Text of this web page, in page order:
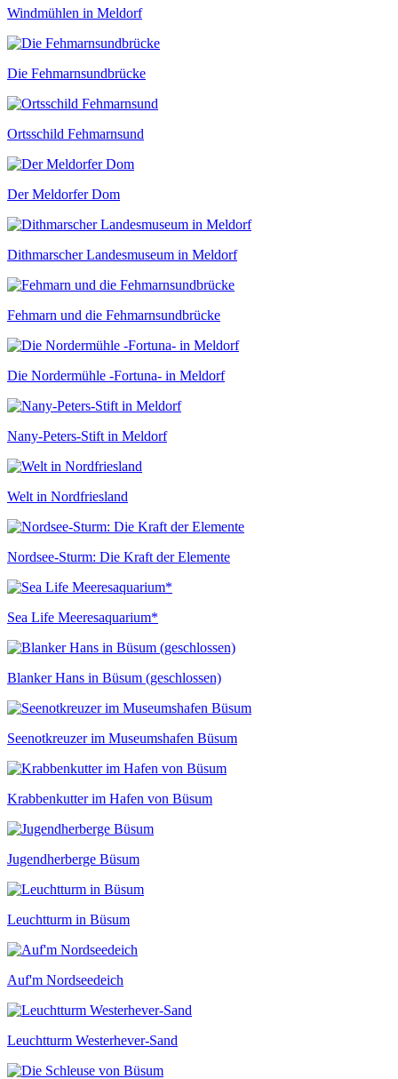
Windmühlen in Meldorf
Die Fehmarnsundbrücke
Ortsschild Fehmarnsund
Der Meldorfer Dom
Dithmarscher Landesmuseum in Meldorf
Fehmarn und die Fehmarnsundbrücke
Die Nordermühle -Fortuna- in Meldorf
Nany-Peters-Stift in Meldorf
Welt in Nordfriesland
Nordsee-Sturm: Die Kraft der Elemente
Sea Life Meeresaquarium*
Blanker Hans in Büsum (geschlossen)
Seenotkreuzer im Museumshafen Büsum
Krabbenkutter im Hafen von Büsum
Jugendherberge Büsum
Leuchtturm in Büsum
Auf'm Nordseedeich
Leuchtturm Westerhever-Sand